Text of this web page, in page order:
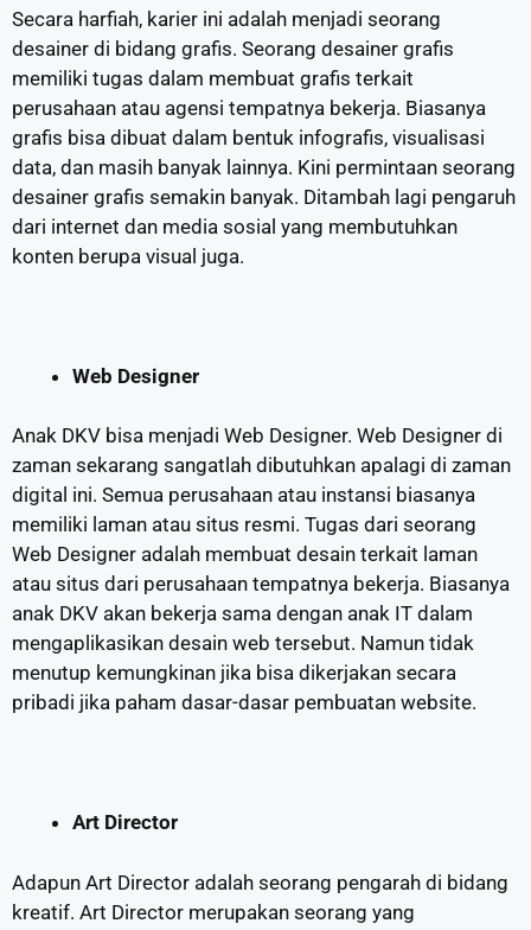
Secara harfiah, karier ini adalah menjadi seorang
desainer di bidang grafis. Seorang desainer grafis
memiliki tugas dalam membuat grafis terkait
perusahaan atau agensi tempatnya bekerja. Biasanya
grafis bisa dibuat dalam bentuk infografis, visualisasi
data, dan masih banyak lainnya. Kini permintaan seorang
desainer grafis semakin banyak. Ditambah lagi pengaruh
dari internet dan media sosial yang membutuhkan
konten berupa visual juga.
Web Designer
Anak DKV bisa menjadi Web Designer. Web Designer di
zaman sekarang sangatlah dibutuhkan apalagi di zaman
digital ini. Semua perusahaan atau instansi biasanya
memiliki laman atau situs resmi. Tugas dari seorang
Web Designer adalah membuat desain terkait laman
atau situs dari perusahaan tempatnya bekerja. Biasanya
anak DKV akan bekerja sama dengan anak IT dalam
mengaplikasikan desain web tersebut. Namun tidak
menutup kemungkinan jika bisa dikerjakan secara
pribadi jika paham dasar-dasar pembuatan website.
Art Director
Adapun Art Director adalah seorang pengarah di bidang
kreatif. Art Director merupakan seorang yang